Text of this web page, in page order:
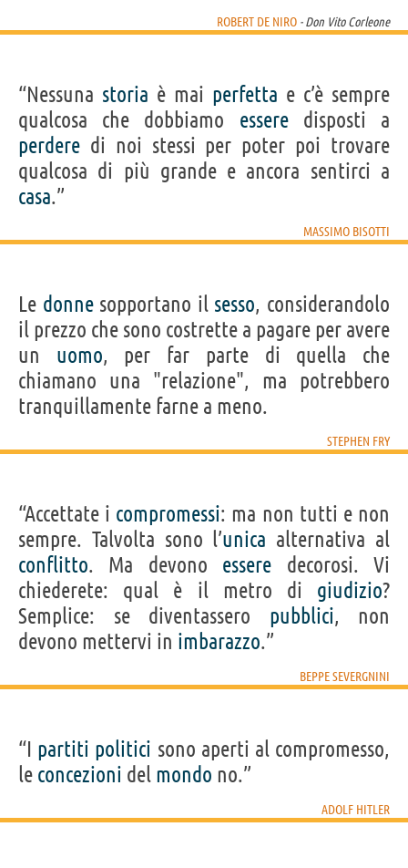
ROBERT DE NIRO - Don Vito Corleone
“Nessuna storia è mai perfetta e c’è sempre
qualcosa che dobbiamo esseredisposti a
perdere di noi stessi per poter poi trovare
qualcosa di più grande e ancora sentirci a
casa.”
MASSIMO BISOTTI
Le donnesopportano il sesso, considerandolo
il prezzo che sono costrette a pagare per avere
un uomo, per far parte di quella che
chiamano una "relazione", ma potrebbero
tranquillamente farne a meno.
STEPHEN FRY
“Accettate i compromessi: ma non tutti e non
sempre. Talvolta sono l’unica alternativa al
conflitto. Ma devono essere decorosi. Vi
chiederete: qual è il metro di giudizio?
Semplice: se diventassero pubblici, non
devono mettervi in imbarazzo.”
BEPPE SEVERGNINI
“I partiti politici sono aperti al compromesso,
le concezioni del mondo no.”
ADOLF HITLER